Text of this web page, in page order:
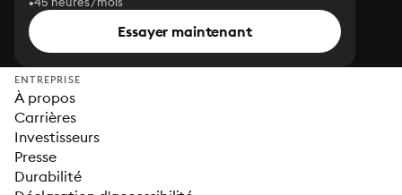
Essayer maintenant
ENTREPRISE
À propos
Carrières
Investisseurs
Presse
Durabilité